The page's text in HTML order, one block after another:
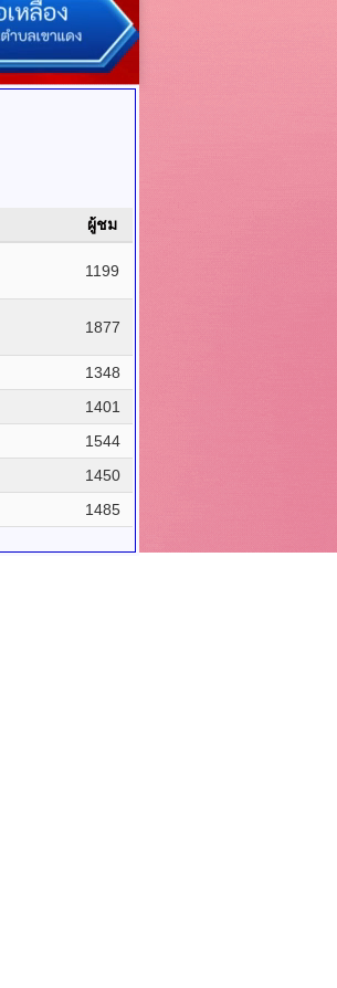
ผู้ชม
1199
1877
1348
1401
1544
1450
1485